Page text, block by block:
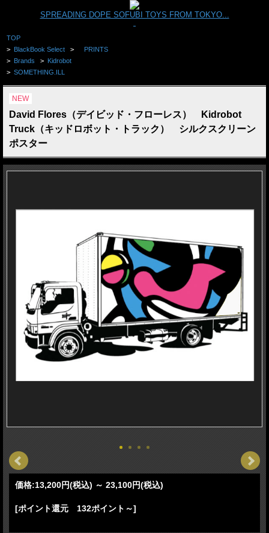
SPREADING DOPE SOFUBI TOYS FROM TOKYO...
TOP
> BlackBook Select > PRINTS
> Brands > Kidrobot
> SOMETHING.ILL
NEW
David Flores（デイビッド・フローレス） Kidrobot
Truck（キッドロボット・トラック） シルクスクリーン
ポスター
価格:13,200円(税込) ～ 23,100円(税込)
[ポイント還元 132ポイント～]